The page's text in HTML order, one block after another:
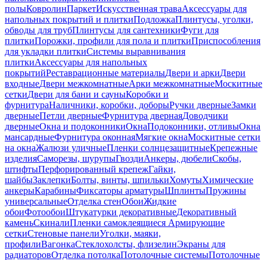
полыКовролинПаркетИскусственная траваАксессуары для
напольных покрытий и плиткиПодложкаПлинтусы, уголки,
обводы для трубПлинтусы для сантехникиФуги для
плиткиПорожки, профили для пола и плиткиПриспособления
для укладки плиткиСистемы выравнивания
плиткиАксессуары для напольных
покрытийРеставрационные материалыДвери и аркиДвери
входныеДвери межкомнатныеАрки межкомнатныеМоскитные
сеткиДвери для бани и сауныКоробки и
фурнитураНаличники, коробки, доборыРучки дверныеЗамки
дверныеПетли дверныеФурнитура двернаяДоводчики
дверныеОкна и подоконникиОкнаПодоконники, отливыОкна
мансардныеФурнитура оконнаяМягкие окнаМоскитные сетки
на окнаЖалюзи уличныеПленки солнцезащитныеКрепежные
изделияСаморезы, шурупыГвоздиАнкеры, дюбелиСкобы,
штифтыПерфорированный крепежГайки,
шайбыЗаклепкиБолты, винты, шпилькиХомутыХимические
анкерыКарабиныФиксаторы арматурыШплинтыПружины
универсальныеОтделка стенОбоиЖидкие
обоиФотообоиШтукатурки декоративныеДекоративный
каменьСкиналиПленки самоклеящиеся Армирующие
сеткиСтеновые панелиУголки, маяки,
профилиВагонкаСтеклохолсты, флизелинЭкраны для
радиаторовОтделка потолкаПотолочные системыПотолочные